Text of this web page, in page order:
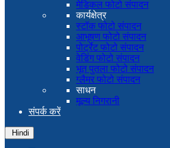
मेडिकल फोटो संपादन
कार्यक्षेत्र
स्टॉक फोटो संपादन
आभूषण फोटो संपादन
पोर्ट्रेट फोटो संपादन
वेडिंग फोटो संपादन
भूत पुतला फोटो संपादन
ग्लैमर फोटो संपादन
साधन
मूल्य निगरानी
संपर्क करें
Hindi